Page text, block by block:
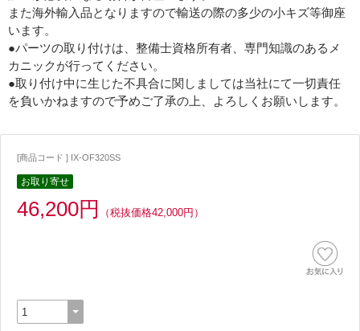
また海外輸入品となりますので輸送の際の多少の小キズ等御座
います。
●パーツの取り付けは、整備士資格所有者、専門知識のあるメ
カニックが行ってください。
●取り付け中に生じた不具合に関しましては当社にて一切責任
を負いかねますので予めご了承の上、よろしくお願いします。
[商品コード ] IX-OF320SS
お取り寄せ
46,200円 （税抜価格42,000円）